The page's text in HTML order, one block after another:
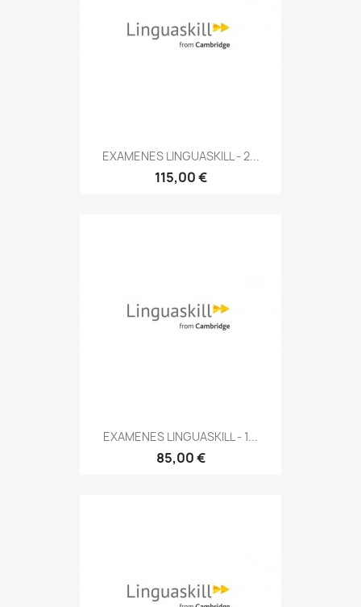
EXAMENES LINGUASKILL - 2...
115,00 €
EXAMENES LINGUASKILL - 1...
85,00 €